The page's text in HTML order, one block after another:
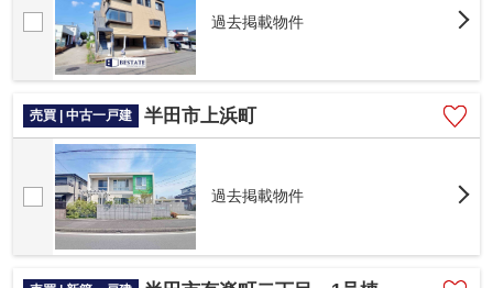
過去掲載物件
売買 | 中古一戸建 半田市上浜町
過去掲載物件